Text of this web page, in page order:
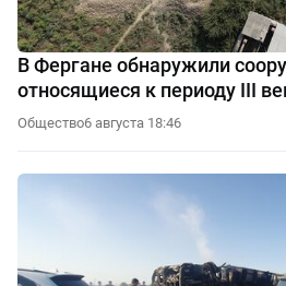
В Фергане обнаружили
относящиеся к периоду III
Общество6 августа 18:46